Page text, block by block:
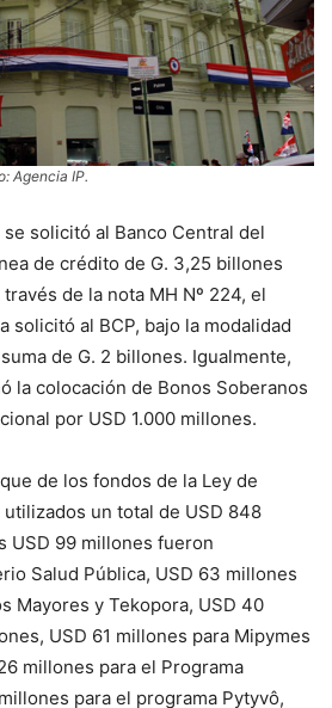
Agencia IP.
solicitó al Banco Central del
de crédito de G. 3,25 billones
de la nota MH Nº 224, el
solicitó al BCP, bajo la modalidad
de G. 2 billones. Igualmente,
la colocación de Bonos Soberanos
por USD 1.000 millones.
de los fondos de la Ley de
un total de USD 848
USD 99 millones fueron
Salud Pública, USD 63 millones
Mayores y Tekopora, USD 40
USD 61 millones para Mipymes
millones para el Programa
para el programa Pytyvô,